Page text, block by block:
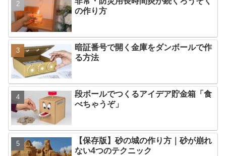
の作り方
暗証番号で開く金庫をダンボールで作
る方法
段ボールでつくるアイデア貯金箱「食
べちゃうぞ」
【保存版】砂の城の作り方｜砂が崩れ
ない4つのテクニック